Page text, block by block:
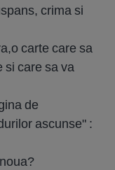
crima si
carte care sa
si care sa va
de
ascunse" :